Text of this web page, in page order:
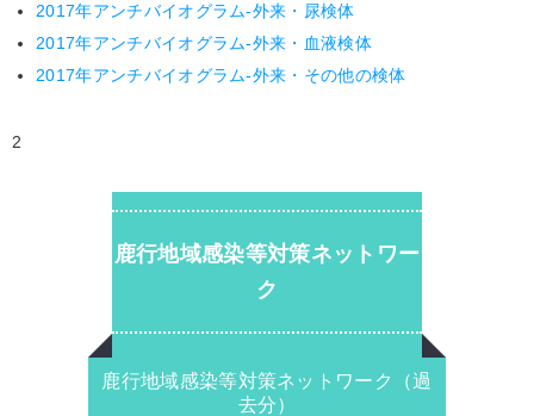
2017年アンチバイオグラム-外来・尿検体
2017年アンチバイオグラム-外来・血液検体
2017年アンチバイオグラム-外来・その他の検体
2
鹿行地域感染等対策ネットワー
ク
鹿行地域感染等対策ネットワーク（過
去分）